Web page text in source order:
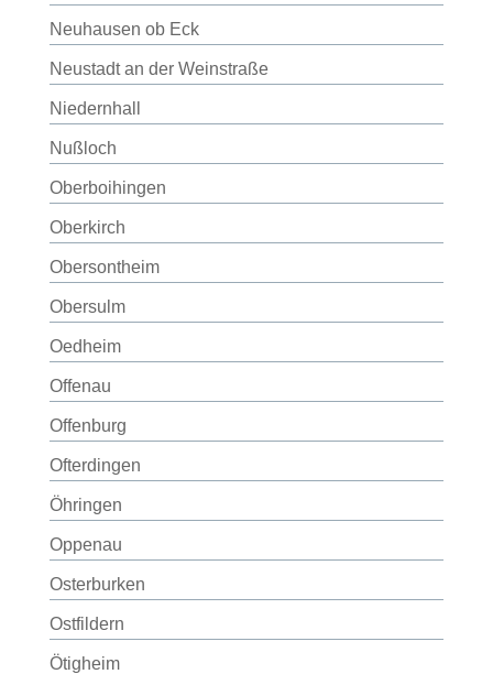
Neuhausen ob Eck
Neustadt an der Weinstraße
Niedernhall
Nußloch
Oberboihingen
Oberkirch
Obersontheim
Obersulm
Oedheim
Offenau
Offenburg
Ofterdingen
Öhringen
Oppenau
Osterburken
Ostfildern
Ötigheim